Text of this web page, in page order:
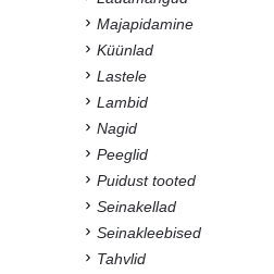
Majapidamine
Küünlad
Lastele
Lambid
Nagid
Peeglid
Puidust tooted
Seinakellad
Seinakleebised
Tahvlid